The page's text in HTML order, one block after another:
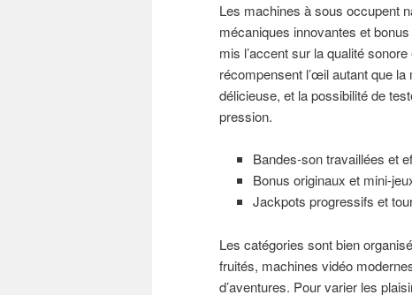
Les machines à sous occupent
mécaniques innovantes et
mis l’accent sur la qualité
récompensent l’œil autant que
délicieuse, et la possibilité de
pression.
Bandes-son travaillées et
Bonus originaux et mini-
Jackpots progressifs et
Les catégories sont bien
fruités, machines vidéo
d’aventures. Pour varier les